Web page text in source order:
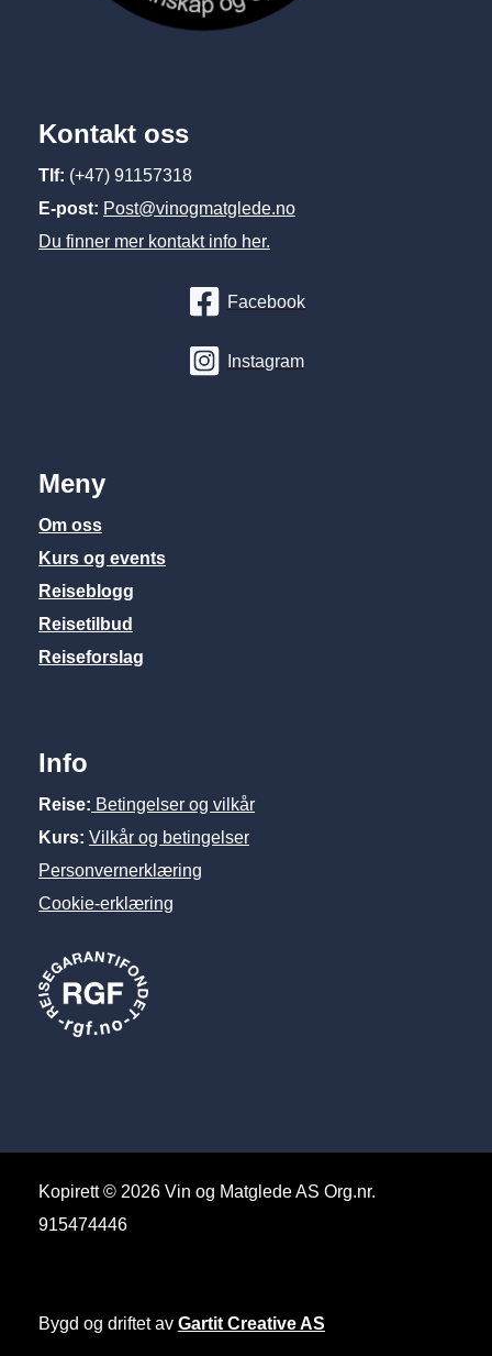
Kontakt oss
Tlf: (+47) 91157318
E-post: Post@vinogmatglede.no
Du finner mer kontakt info her.
Facebook
Instagram
Meny
Om oss
Kurs og events
Reiseblogg
Reisetilbud
Reiseforslag
Info
Reise: Betingelser og vilkår
Kurs: Vilkår og betingelser
Personvernerklæring
Cookie-erklæring
Kopirett © 2026 Vin og Matglede AS Org.nr.
915474446
Bygd og driftet av Gartit Creative AS